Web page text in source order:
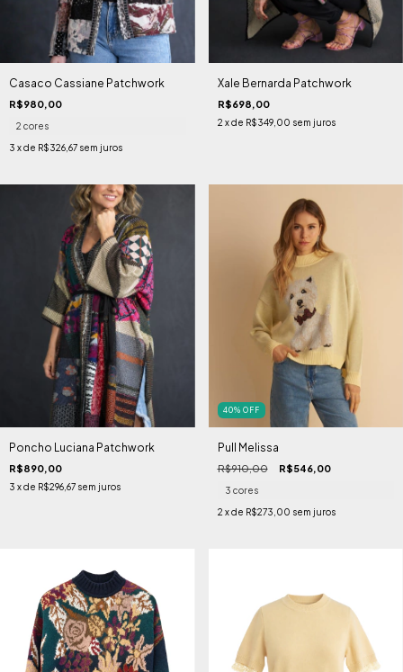
Casaco Cassiane Patchwork
R$980,00
2 cores
3 x de R$326,67 sem juros
Xale Bernarda Patchwork
R$698,00
2 x de R$349,00 sem juros
Poncho Luciana Patchwork
R$890,00
3 x de R$296,67 sem juros
40% OFF
Pull Melissa
R$910,00 R$546,00
3 cores
2 x de R$273,00 sem juros